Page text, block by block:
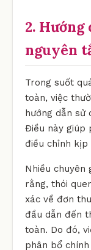
2. Hướng
nguyên
Trong suốt
toàn, việc
hướng dẫn sử
Điều này giúp
điều chỉnh kịp
Nhiều chuyên
rằng, thói
xác về đơn
đầu dẫn đến
toàn. Do đó,
phân bổ